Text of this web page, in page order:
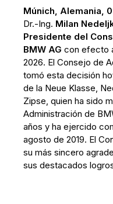
Múnich, Alemania,
Dr.‑Ing. Milan
Presidente del
BMW AG con efecto
2026. El Consejo de
tomó esta decisión
de la Neue Klasse,
Zipse, quien ha sido
Administración de
años y ha ejercido
agosto de 2019. El
su más sincero
sus destacados